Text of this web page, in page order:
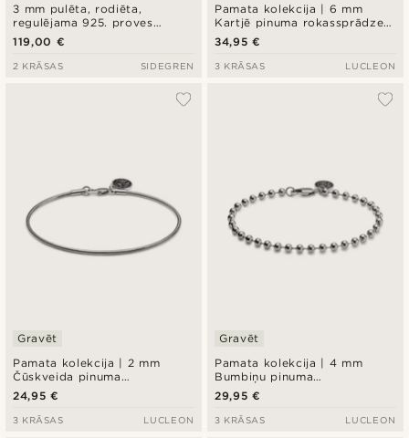
3 mm pulēta, rodiēta,
regulējama 925. proves
sudraba aproce
119,00 €
2 KRĀSAS SIDEGREN
Pamata kolekcija | 6 mm
Kartjē pinuma rokassprādze
sudraba krāsā
34,95 €
3 KRĀSAS LUCLEON
Pamata kolekcija | 2 mm
Čūskveida pinuma
rokassprādze sudraba krāsā
Gravēt
24,95 €
3 KRĀSAS LUCLEON
Pamata kolekcija | 4 mm
Bumbiņu pinuma
rokassprādze sudraba krāsā
Gravēt
29,95 €
3 KRĀSAS LUCLEON